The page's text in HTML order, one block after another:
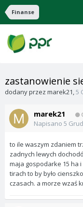
Finanse
zastanowienie
dodany przez marek21,5
marek21
Napisano 5
to ile waszym zdaniem
zadnych lewych
maja gospodarke 15 ha i
tirach to by było
czasach. a morze wzaś